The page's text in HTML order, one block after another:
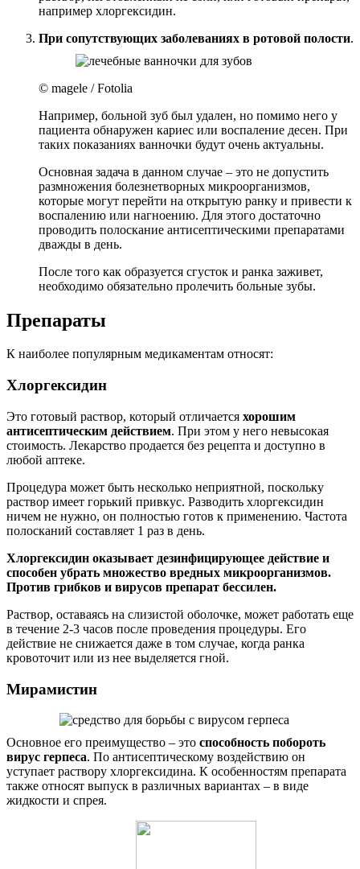
например хлоргексидин.
При сопутствующих заболеваниях в ротовой полости.
© magele / Fotolia
Например, больной зуб был удален, но помимо него у
пациента обнаружен кариес или воспаление десен. При
таких показаниях ванночки будут очень актуальны.
Основная задача в данном случае – это не допустить
размножения болезнетворных микроорганизмов,
которые могут перейти на открытую ранку и привести к
воспалению или нагноению. Для этого достаточно
проводить полоскание антисептическими препаратами
дважды в день.
После того как образуется сгусток и ранка заживет,
необходимо обязательно пролечить больные зубы.
Препараты
К наиболее популярным медикаментам относят:
Хлоргексидин
Это готовый раствор, который отличается хорошим
антисептическим действием. При этом у него невысокая
стоимость. Лекарство продается без рецепта и доступно в
любой аптеке.
Процедура может быть несколько неприятной, поскольку
раствор имеет горький привкус. Разводить хлоргексидин
ничем не нужно, он полностью готов к применению. Частота
полосканий составляет 1 раз в день.
Хлоргексидин оказывает дезинфицирующее действие и
способен убрать множество вредных микроорганизмов.
Против грибков и вирусов препарат бессилен.
Раствор, оставаясь на слизистой оболочке, может работать еще
в течение 2-3 часов после проведения процедуры. Его
действие не снижается даже в том случае, когда ранка
кровоточит или из нее выделяется гной.
Мирамистин
Основное его преимущество – это способность побороть
вирус герпеса. По антисептическому воздействию он
уступает раствору хлоргексидина. К особенностям препарата
также относят выпуск в различных вариантах – в виде
жидкости и спрея.